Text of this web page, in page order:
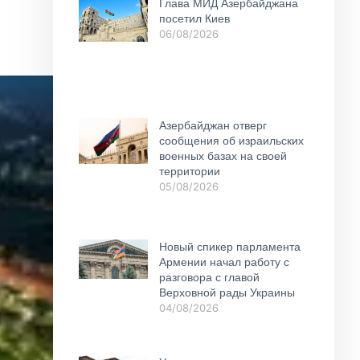
Глава МИД Азербайджана
посетил Киев
06/08/2026
Азербайджан отверг
сообщения об израильских
военных базах на своей
территории
05/08/2026
Новый спикер парламента
Армении начал работу с
разговора с главой
Верховной рады Украины
04/08/2026